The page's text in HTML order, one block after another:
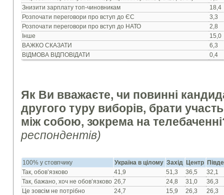
Знизити зарплату топ-чиновникам
18,4
Розпочати переговори про вступ до ЄС
3,3
Розпочати переговори про вступ до НАТО
2,8
Інше
15,0
ВАЖКО СКАЗАТИ
6,3
ВІДМОВА ВІДПОВІДАТИ
0,4
Як Ви вважаєте, чи повинні
другого туру виборів, брати
між собою, зокрема на телебаченні
респондентів)
100% у стовпчику Україна в цілому Захід Центр
Так, обов’язково
41,9 51,3 36,5
32,1
Так, бажано, хоч не обов’язково 26,7 24,8 31,0
36,3
Це зовсім не потрібно
24,7 15,9 26,3
26,3